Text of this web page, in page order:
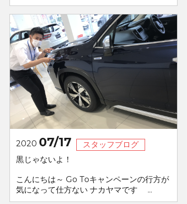
2020 07/17
スタッフブログ
黒じゃないよ！
こんにちは～ Go Toキャンペーンの行方が
気になって仕方ない ナカヤマです ...